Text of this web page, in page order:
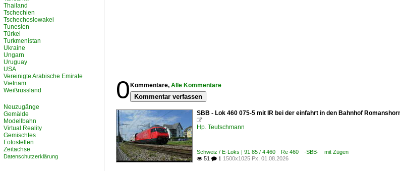
0 Kommentare, Alle Kommentare
Kommentar verfassen
SBB - Lok 460 075-5 mit IR bei der einfahrt in den Bahnhof

Hp. Teutschmann
Schweiz / E-Loks | 91 85 / 4 460 Re 460 ·SBB· mit Zügen
 51  1 1500x1025 Px, 01.08.2026
Thailand
Tschechien
Tschechoslowakei
Tunesien
Türkei
Turkmenistan
Ukraine
Ungarn
Uruguay
USA
Vereinigte Arabische Emirate
Vietnam
Weißrussland
Neuzugänge
Gemälde
Modellbahn
Virtual Reality
Gemischtes
Fotostellen
Zeitachse
Datenschutzerklärung